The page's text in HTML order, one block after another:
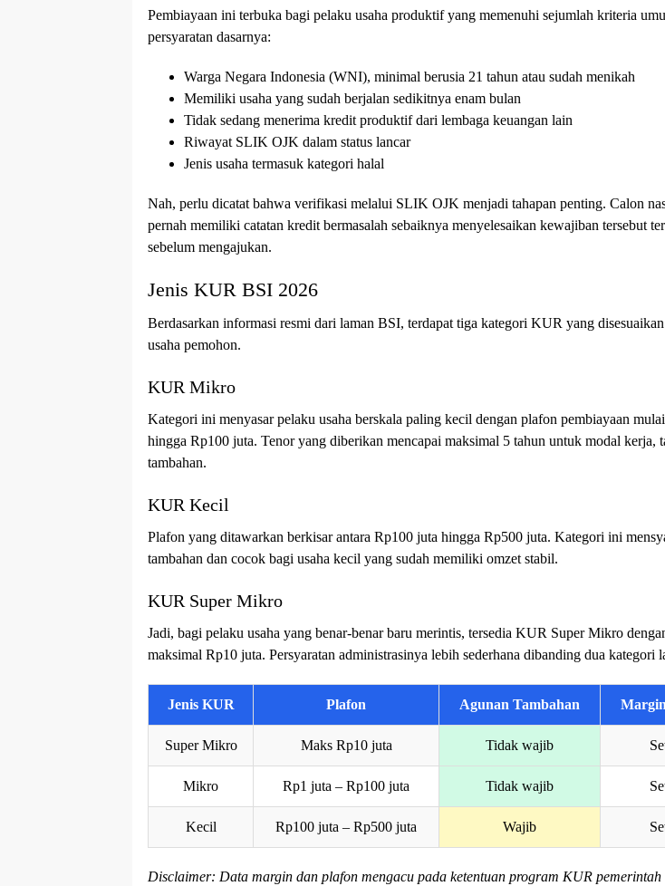
Pembiayaan ini terbuka bagi pelaku usaha produktif yang memenuhi sejumlah kriteria
persyaratan dasarnya:
Warga Negara Indonesia (WNI), minimal berusia 21 tahun atau sudah menikah
Memiliki usaha yang sudah berjalan sedikitnya enam bulan
Tidak sedang menerima kredit produktif dari lembaga keuangan lain
Riwayat SLIK OJK dalam status lancar
Jenis usaha termasuk kategori halal
Nah, perlu dicatat bahwa verifikasi melalui SLIK OJK menjadi tahapan penting. Calon
pernah memiliki catatan kredit bermasalah sebaiknya menyelesaikan kewajiban tersebut
sebelum mengajukan.
Jenis KUR BSI 2026
Berdasarkan informasi resmi dari laman BSI, terdapat tiga kategori KUR yang
usaha pemohon.
KUR Mikro
Kategori ini menyasar pelaku usaha berskala paling kecil dengan plafon pembiayaan
hingga Rp100 juta. Tenor yang diberikan mencapai maksimal 5 tahun untuk modal kerja,
tambahan.
KUR Kecil
Plafon yang ditawarkan berkisar antara Rp100 juta hingga Rp500 juta. Kategori ini
tambahan dan cocok bagi usaha kecil yang sudah memiliki omzet stabil.
KUR Super Mikro
Jadi, bagi pelaku usaha yang benar-benar baru merintis, tersedia KUR Super Mikro
maksimal Rp10 juta. Persyaratan administrasinya lebih sederhana dibanding dua kategori
Jenis KUR Plafon Agunan Tambahan
Super Mikro Maks Rp10 juta Tidak wajib
Mikro Rp1 juta – Rp100 juta Tidak wajib
Kecil Rp100 juta – Rp500 juta Wajib
Disclaimer: Data margin dan plafon mengacu pada ketentuan program KUR pemerintah